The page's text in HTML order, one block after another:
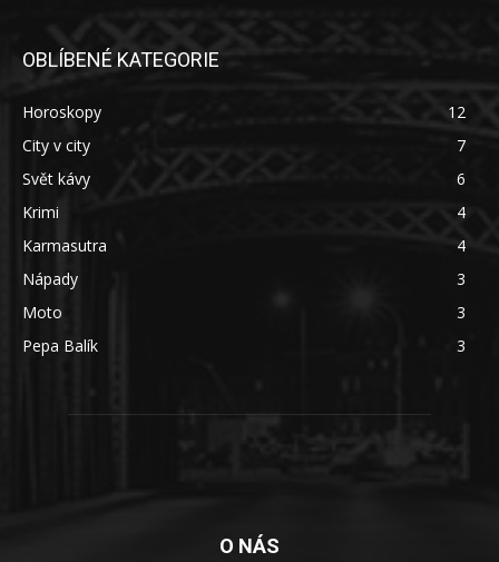
OBLÍBENÉ KATEGORIE
Horoskopy
12
City v city
7
Svět kávy
6
Krimi
4
Karmasutra
4
Nápady
3
Moto
3
Pepa Balík
3
O NÁS